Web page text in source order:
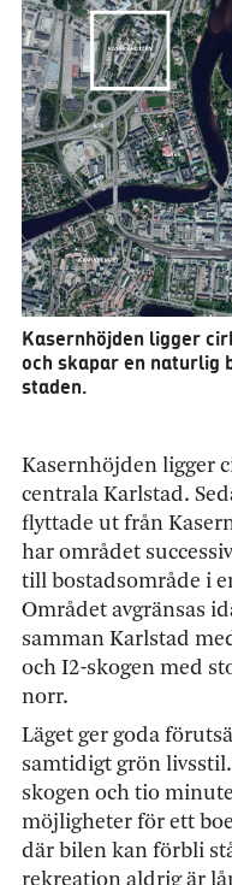
Kasernhöjden ligger
och skapar en naturlig
staden.
Kasernhöjden ligger
centrala Karlstad.
flyttade ut från
har området
till bostadsområde i
Området avgränsas
samman Karlstad
och I2-skogen med
norr.
Läget ger goda
samtidigt grön
skogen och tio
möjligheter för ett
där bilen kan förbli
rekreation aldrig är